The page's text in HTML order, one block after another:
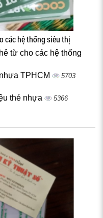
các hệ thống siêu thị
từ cho các hệ thống
TPHCM 5703
thẻ nhựa 5366